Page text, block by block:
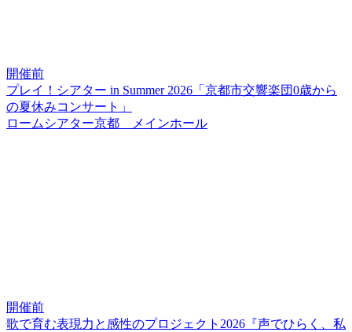
開催前
プレイ！シアター in Summer 2026「京都市交響楽団0歳から
の夏休みコンサート」
ロームシアター京都 メインホール
開催前
歌で育む表現力と感性のプロジェクト2026『声でひらく、私